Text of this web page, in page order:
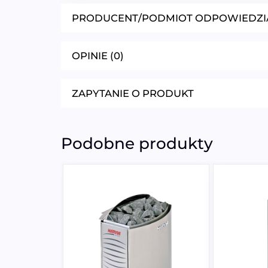
PRODUCENT/PODMIOT
OPINIE (0)
ZAPYTANIE O PRODUKT
Podobne produkty